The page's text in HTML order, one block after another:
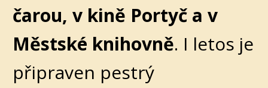
čarou, v kině Portyč a v
Městské knihovně. I letos je
připraven pestrý